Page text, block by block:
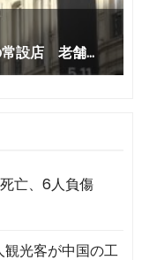
亡、6人負傷
光客が中国の工